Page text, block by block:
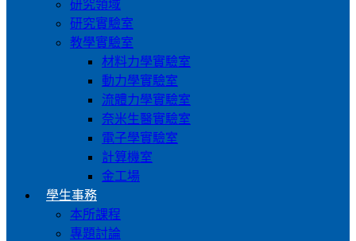
研究領域
研究實驗室
教學實驗室
材料力學實驗室
動力學實驗室
流體力學實驗室
奈米生醫實驗室
電子學實驗室
計算機室
金工場
學生事務
本所課程
專題討論